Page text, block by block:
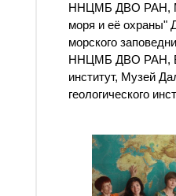
ННЦМБ ДВО РАН,
моря и её охраны"
морского
ННЦМБ ДВО РАН,
институт, Музей
геологического